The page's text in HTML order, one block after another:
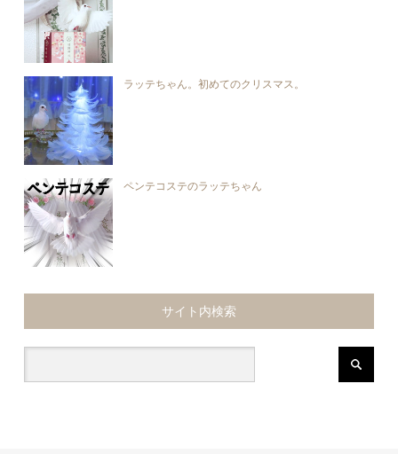
ラッテちゃん。初めてのクリスマス。
ペンテコステのラッテちゃん
サイト内検索